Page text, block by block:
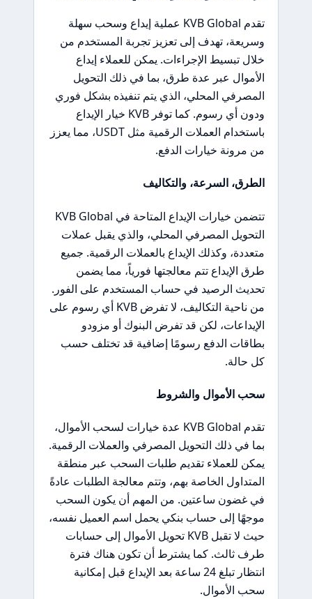
تقدم KVB Global عملية إيداع وسحب سهلة
وسريعة، تهدف إلى تعزيز تجربة المستخدم من
خلال تبسيط الإجراءات. يمكن للعملاء إيداع
الأموال عبر عدة طرق، بما في ذلك التحويل
المصرفي المحلي، الذي يتم تنفيذه بشكل فوري
ودون أي رسوم. كما توفر KVB خيار الإيداع
باستخدام العملات الرقمية مثل USDT، مما يعزز
من مرونة خيارات الدفع.
الطرق، السرعة، والتكاليف
تتضمن خيارات الإيداع المتاحة في KVB Global
التحويل المصرفي المحلي، والذي يقبل عملات
متعددة، وكذلك الإيداع بالعملات الرقمية. جميع
طرق الإيداع تتم معالجتها فورياً، مما يضمن
تحديث الرصيد في حساب المستخدم على الفور.
من ناحية التكاليف، لا تفرض KVB أي رسوم على
الإيداعات، لكن قد تفرض البنوك أو مزودو
بطاقات الدفع رسومًا إضافية قد تختلف حسب
كل حالة.
سحب الأموال والشروط
تقدم KVB Global عدة خيارات لسحب الأموال،
بما في ذلك التحويل المصرفي والعملات الرقمية.
يمكن للعملاء تقديم طلبات السحب عبر منطقة
المتداول الخاصة بهم، وتتم معالجة الطلبات عادةً
في غضون ساعتين. من المهم أن يكون السحب
موجهًا إلى حساب بنكي يحمل اسم العميل نفسه،
حيث لا تقبل KVB تحويل الأموال إلى حسابات
طرف ثالث. كما يشترط أن تكون هناك فترة
انتظار تبلغ 24 ساعة بعد الإيداع قبل إمكانية
سحب الأموال.